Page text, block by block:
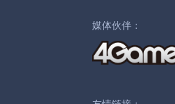
媒体伙伴：